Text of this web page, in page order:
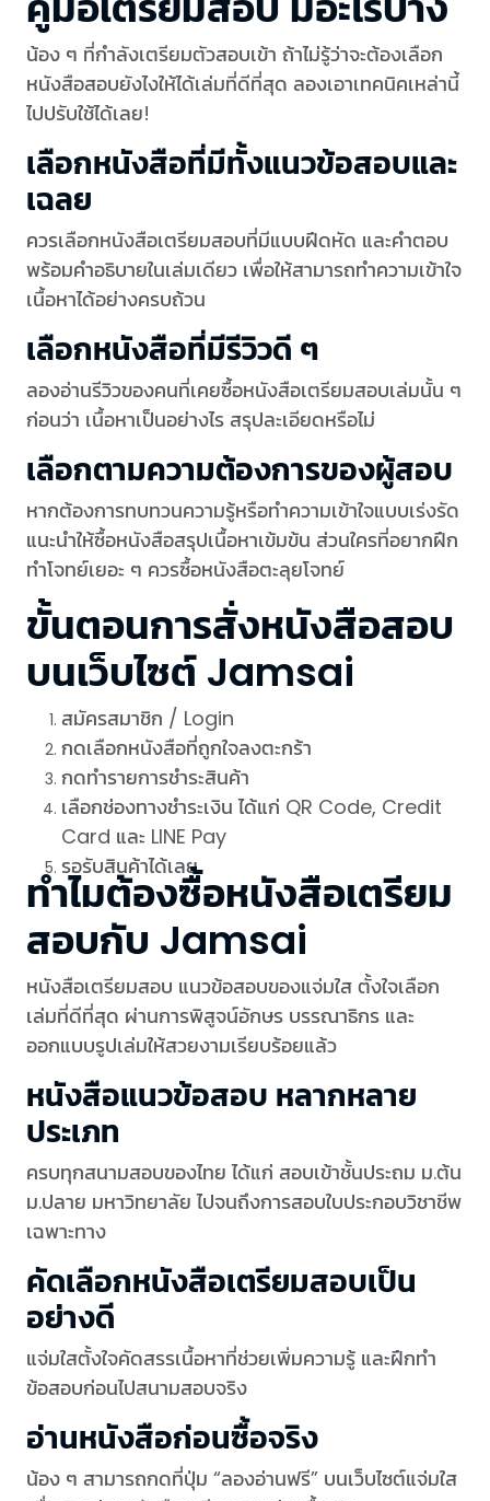
น้อง ๆ ที่กำลังเตรียมตัวสอบเข้า ถ้าไม่รู้ว่าจะต้องเลือก
หนังสือสอบยังไงให้ได้เล่มที่ดีที่สุด ลองเอาเทคนิคเหล่านี้
ไปปรับใช้ได้เลย!
เลือกหนังสือที่มีทั้งแนวข้อสอบและ
เฉลย
ควรเลือกหนังสือเตรียมสอบที่มีแบบฝึดหัด และคำตอบ
พร้อมคำอธิบายในเล่มเดียว เพื่อให้สามารถทำความเข้าใจ
เนื้อหาได้อย่างครบถ้วน
เลือกหนังสือที่มีรีวิวดี ๆ
ลองอ่านรีวิวของคนที่เคยซื้อหนังสือเตรียมสอบเล่มนั้น ๆ
ก่อนว่า เนื้อหาเป็นอย่างไร สรุปละเอียดหรือไม่
เลือกตามความต้องการของผู้สอบ
หากต้องการทบทวนความรู้หรือทำความเข้าใจแบบเร่งรัด
แนะนำให้ซื้อหนังสือสรุปเนื้อหาเข้มข้น ส่วนใครที่อยากฝึก
ทำโจทย์เยอะ ๆ ควรซื้อหนังสือตะลุยโจทย์
ขั้นตอนการสั่งหนังสือสอบ
บนเว็บไซต์ Jamsai
สมัครสมาชิก / Login
กดเลือกหนังสือที่ถูกใจลงตะกร้า
กดทำรายการชำระสินค้า
เลือกช่องทางชำระเงิน ได้แก่ QR Code, Credit
Card และ LINE Pay
รอรับสินค้าได้เลย
ทำไมต้องซื้อหนังสือเตรียม
สอบกับ Jamsai
หนังสือเตรียมสอบ แนวข้อสอบของแจ่มใส ตั้งใจเลือก
เล่มที่ดีที่สุด ผ่านการพิสูจน์อักษร บรรณาธิกร และ
ออกแบบรูปเล่มให้สวยงามเรียบร้อยแล้ว
หนังสือแนวข้อสอบ หลากหลาย
ประเภท
ครบทุกสนามสอบของไทย ได้แก่ สอบเข้าชั้นประถม ม.ต้น
ม.ปลาย มหาวิทยาลัย ไปจนถึงการสอบใบประกอบวิชาชีพ
เฉพาะทาง
คัดเลือกหนังสือเตรียมสอบเป็น
อย่างดี
แจ่มใสตั้งใจคัดสรรเนื้อหาที่ช่วยเพิ่มความรู้ และฝึกทำ
ข้อสอบก่อนไปสนามสอบจริง
อ่านหนังสือก่อนซื้อจริง
น้อง ๆ สามารถกดที่ปุ่ม “ลองอ่านฟรี” บนเว็บไซต์แจ่มใส